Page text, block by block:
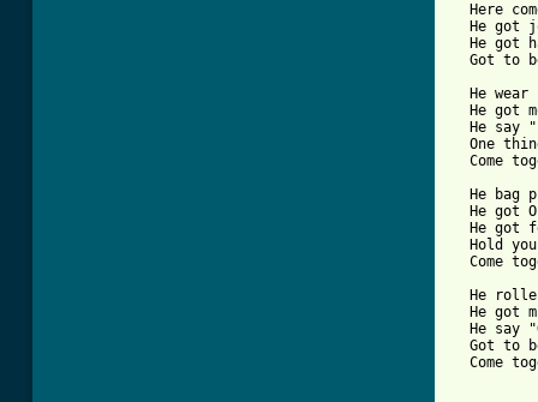
Here
He got
He got
Got to
He wear
He got
He say
One
Come
He bag
He got
He got
Hold
Come
He
He got
He say
Got to
Come